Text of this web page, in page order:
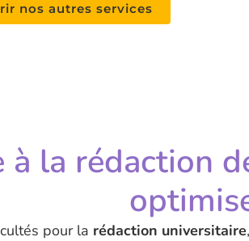
nos autres services
à la rédaction
pour la rédaction universitaire